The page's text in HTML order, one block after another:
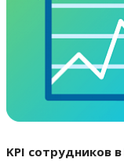
KPI сотрудников